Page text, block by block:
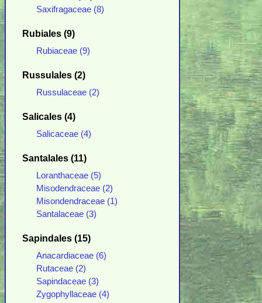
Saxifragaceae (8)
Rubiales (9)
Rubiaceae (9)
Russulales (2)
Russulaceae (2)
Salicales (4)
Salicaceae (4)
Santalales (11)
Loranthaceae (5)
Misodendraceae (2)
Misondendraceae (1)
Santalaceae (3)
Sapindales (15)
Anacardiaceae (6)
Rutaceae (2)
Sapindaceae (3)
Zygophyllaceae (4)